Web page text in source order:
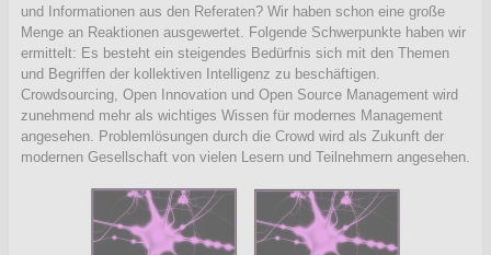
und Informationen aus den Referaten? Wir haben schon eine große
Menge an Reaktionen ausgewertet. Folgende Schwerpunkte haben wir
ermittelt: Es besteht ein steigendes Bedürfnis sich mit den Themen
und Begriffen der kollektiven Intelligenz zu beschäftigen.
Crowdsourcing, Open Innovation und Open Source Management wird
zunehmend mehr als wichtiges Wissen für modernes Management
angesehen. Problemlösungen durch die Crowd wird als Zukunft der
modernen Gesellschaft von vielen Lesern und Teilnehmern angesehen.